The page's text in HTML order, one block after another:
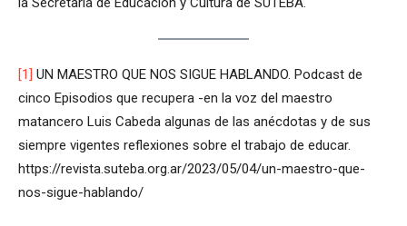
[1] UN MAESTRO QUE NOS SIGUE HABLANDO. Podcast de
cinco Episodios que recupera -en la voz del maestro
matancero Luis Cabeda algunas de las anécdotas y de sus
siempre vigentes reflexiones sobre el trabajo de educar.
https://revista.suteba.org.ar/2023/05/04/un-maestro-que-
nos-sigue-hablando/